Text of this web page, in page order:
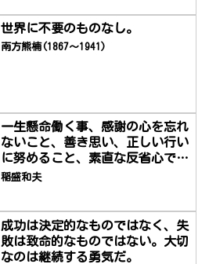
世界に不要のものなし。
南方熊楠(1867～1941)
一生懸命働く事、感謝の心を忘れ
ないこと、善き思い、正しい行い
に努めること、素直な反省心でい
つも自分を律すること、日々の暮
稲盛和夫
成功は決定的なものではなく、失
敗は致命的なものではない。大切
なのは継続する勇気だ。